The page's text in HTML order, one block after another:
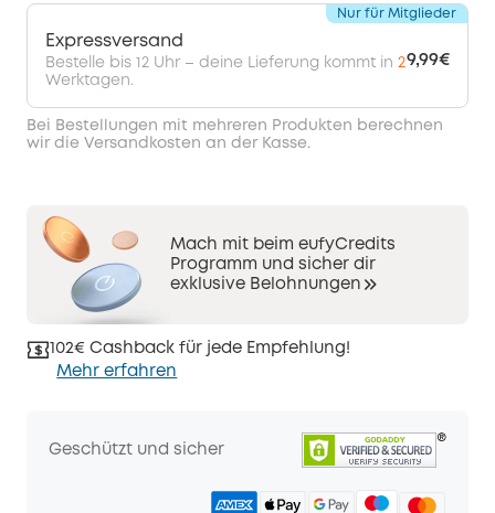
Expressversand
Bestelle bis 12 Uhr – deine Lieferung kommt in 2
Werktagen.
9,99€
Nur für Mitglieder
Bei Bestellungen mit mehreren Produkten berechnen
wir die Versandkosten an der Kasse.
Mach mit beim eufyCredits
Programm und sicher dir
exklusive Belohnungen
102€ Cashback für jede Empfehlung!
Mehr erfahren
Geschützt und sicher